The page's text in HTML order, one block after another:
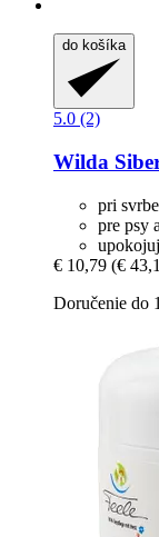
do košíka
5.0 (2)
Wilda
pri
pre psy
€ 10,79 (€
Doručenie do